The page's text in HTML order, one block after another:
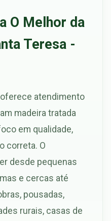
O Melhor da
Teresa -
atendimento
madeira tratada
em qualidade,
correta. O
desde pequenas
e cercas até
pousadas,
rurais, casas de